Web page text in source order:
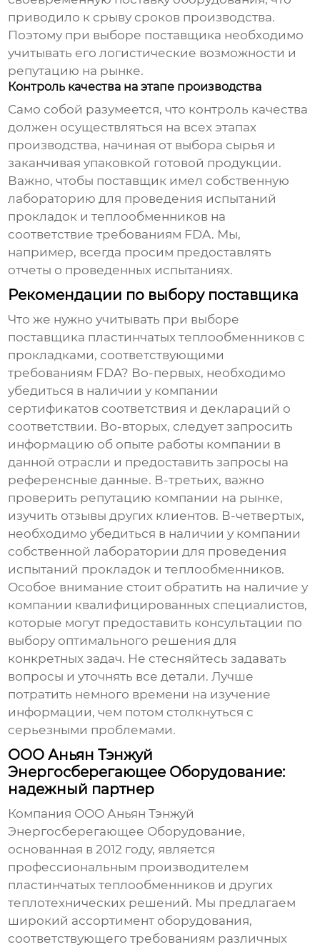
приводило к срыву сроков производства.
Поэтому при выборе поставщика необходимо
учитывать его логистические возможности и
репутацию на рынке.
Контроль качества на этапе производства
Само собой разумеется, что контроль качества
должен осуществляться на всех этапах
производства, начиная от выбора сырья и
заканчивая упаковкой готовой продукции.
Важно, чтобы поставщик имел собственную
лабораторию для проведения испытаний
прокладок и теплообменников на
соответствие требованиям FDA. Мы,
например, всегда просим предоставлять
отчеты о проведенных испытаниях.
Рекомендации по выбору поставщика
Что же нужно учитывать при выборе
поставщика пластинчатых теплообменников с
прокладками, соответствующими
требованиям FDA? Во-первых, необходимо
убедиться в наличии у компании
сертификатов соответствия и деклараций о
соответствии. Во-вторых, следует запросить
информацию об опыте работы компании в
данной отрасли и предоставить запросы на
референсные данные. В-третьих, важно
проверить репутацию компании на рынке,
изучить отзывы других клиентов. В-четвертых,
необходимо убедиться в наличии у компании
собственной лаборатории для проведения
испытаний прокладок и теплообменников.
Особое внимание стоит обратить на наличие у
компании квалифицированных специалистов,
которые могут предоставить консультации по
выбору оптимального решения для
конкретных задач. Не стесняйтесь задавать
вопросы и уточнять все детали. Лучше
потратить немного времени на изучение
информации, чем потом столкнуться с
серьезными проблемами.
ООО Аньян Тэнжуй
Энергосберегающее Оборудование:
надежный партнер
Компания ООО Аньян Тэнжуй
Энергосберегающее Оборудование,
основанная в 2012 году, является
профессиональным производителем
пластинчатых теплообменников и других
теплотехнических решений. Мы предлагаем
широкий ассортимент оборудования,
соответствующего требованиям различных